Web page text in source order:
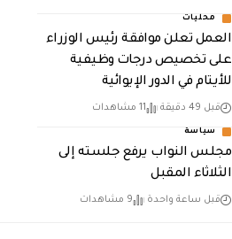
محليات
العمل تعلن موافقة رئيس الوزراء
على تخصيص درجات وظيفية
للأيتام في الدور الإيوائية
قبل 49 دقيقة 11 مشاهدات
سياسة
مجلس النواب يرفع جلسته إلى
الثلاثاء المقبل
قبل ساعة واحدة 9 مشاهدات